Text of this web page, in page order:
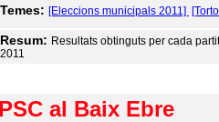
Temes: [Eleccions municipals 2011]
Resum: Resultats obtinguts per cada
2011
al Baix Ebre